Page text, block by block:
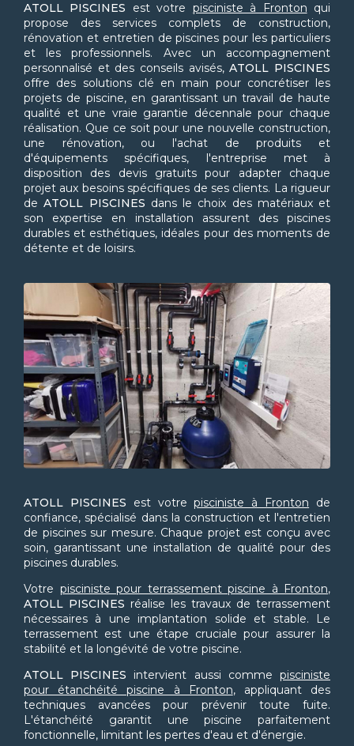
ATOLL PISCINES est votre pisciniste à Fronton qui
propose des services complets de construction,
rénovation et entretien de piscines pour les particuliers
et les professionnels. Avec un accompagnement
personnalisé et des conseils avisés,ATOLL PISCINES
offre des solutions clé en main pour concrétiser les
projets de piscine, en garantissant un travail de haute
qualité et une vraie garantie décennale pour chaque
réalisation. Que ce soit pour une nouvelle construction,
une rénovation, ou l'achat de produits et
d'équipements spécifiques, l'entreprise met à
disposition des devis gratuits pour adapter chaque
projet aux besoins spécifiques de ses clients. La rigueur
deATOLL PISCINES dans le choix des matériaux et
son expertise en installation assurent des piscines
durables et esthétiques, idéales pour des moments de
détente et de loisirs.
ATOLL PISCINES est votrepisciniste à Fronton de
confiance, spécialisé dans la construction et l'entretien
de piscines sur mesure. Chaque projet est conçu avec
soin, garantissant une installation de qualité pour des
piscines durables.
Votre pisciniste pour terrassement piscine à Fronton,
ATOLL PISCINES réalise les travaux de terrassement
nécessaires à une implantation solide et stable. Le
terrassement est une étape cruciale pour assurer la
stabilité et la longévité de votre piscine.
ATOLL PISCINES intervient aussi commepisciniste
pour étanchéité piscine à Fronton, appliquant des
techniques avancées pour prévenir toute fuite.
L'étanchéité garantit une piscine parfaitement
fonctionnelle, limitant les pertes d'eau et d'énergie.